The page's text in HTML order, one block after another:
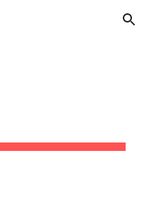
Skip to navigation